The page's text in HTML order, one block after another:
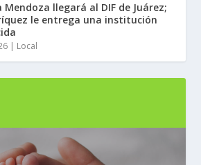
Mendoza llegará al DIF de Juárez;
le entrega una institución
| Local